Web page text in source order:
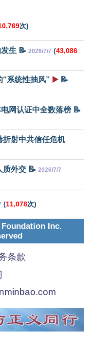
次)
生 📝 2026/7/7 (43,086
系统性抽风” ▶️ 📝
网认证中全数落榜 📝
折射中共信任危机
质外交 📝 2026/7/7
(11,078次)
Inc.
条款